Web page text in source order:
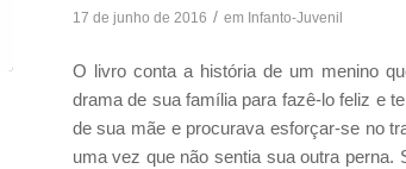
17 de junho de 2016 / em Infanto-Juvenil
O livro conta a história de um menino
drama de sua família para fazê-lo feliz e
de sua mãe e procurava esforçar-se no
uma vez que não sentia sua outra perna.